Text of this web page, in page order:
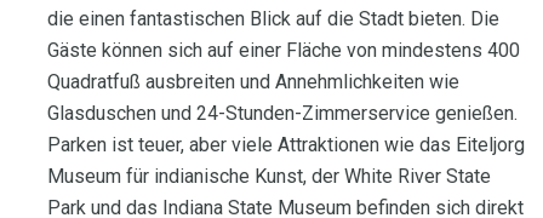
die einen fantastischen Blick auf die Stadt bieten. Die
Gäste können sich auf einer Fläche von mindestens 400
Quadratfuß ausbreiten und Annehmlichkeiten wie
Glasduschen und 24-Stunden-Zimmerservice genießen.
Parken ist teuer, aber viele Attraktionen wie das Eiteljorg
Museum für indianische Kunst, der White River State
Park und das Indiana State Museum befinden sich direkt